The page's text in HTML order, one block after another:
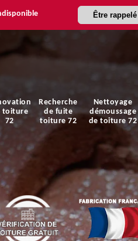
Être rappelé
toiture
72
Recherche
de fuite
toiture 72
Nettoyage
démoussage
de toiture 72